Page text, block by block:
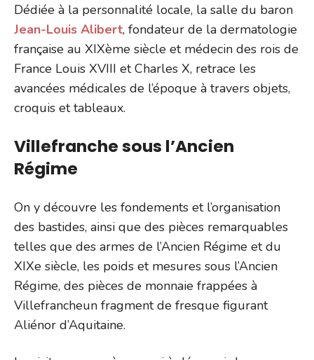
Dédiée à la personnalité locale, la salle du baron
Jean-Louis Alibert, fondateur de la dermatologie
française au XIXème siècle et médecin des rois de
France Louis XVIII et Charles X, retrace les
avancées médicales de l’époque à travers objets,
croquis et tableaux.
Villefranche sous l’Ancien
Régime
On y découvre les fondements et l’organisation
des bastides, ainsi que des pièces remarquables
telles que des armes de l’Ancien Régime et du
XIXe siècle, les poids et mesures sous l’Ancien
Régime, des pièces de monnaie frappées à
Villefrancheun fragment de fresque figurant
Aliénor d’Aquitaine.